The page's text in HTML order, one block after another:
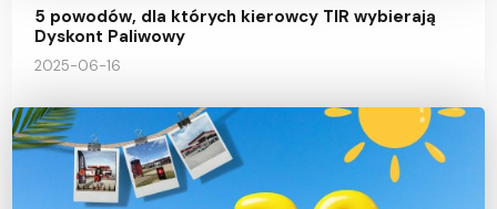
5 powodów, dla których kierowcy TIR wybierają
Dyskont Paliwowy
2025-06-16